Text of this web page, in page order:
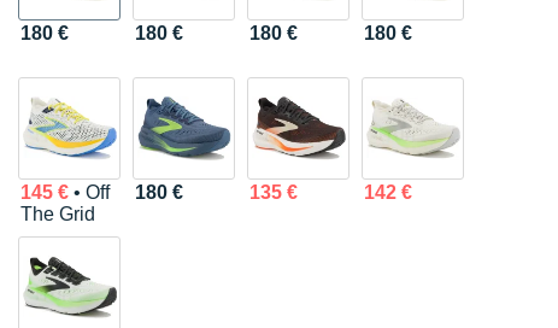
180 € 180 € 180 € 180 €
145 €• Off
The Grid
180 € 135 € 142 €